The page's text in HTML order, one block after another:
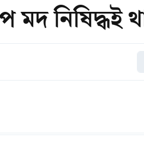
নিষিদ্ধই